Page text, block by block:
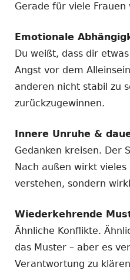
Gerade für viele
Emotionale
Du weißt, dass dir
Angst vor dem
anderen nicht stabil zu
zurückzugewinnen.
Innere Unruhe &
Gedanken kreisen. Der
Nach außen wirkt
verstehen, sondern
Wiederkehrende
Ähnliche Konflikte.
das Muster – aber es
Verantwortung zu